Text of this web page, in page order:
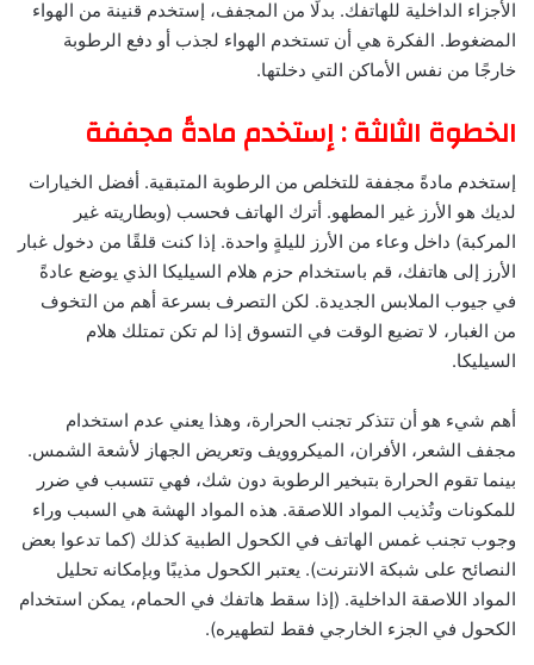
الأجزاء الداخلية للهاتفك. بدلًا من المجفف، إستخدم قنينة من الهواء
المضغوط. الفكرة هي أن تستخدم الهواء لجذب أو دفع الرطوبة
خارجًا من نفس الأماكن التي دخلتها.
الخطوة الثالثة : إستخدم مادةً مجففة
إستخدم مادةً مجففة للتخلص من الرطوبة المتبقية. أفضل الخيارات
لديك هو الأرز غير المطهو. أترك الهاتف فحسب (وبطاريته غير
المركبة) داخل وعاء من الأرز لليلةٍ واحدة. إذا كنت قلقًا من دخول غبار
الأرز إلى هاتفك، قم باستخدام حزم هلام السيليكا الذي يوضع عادةً
في جيوب الملابس الجديدة. لكن التصرف بسرعة أهم من التخوف
من الغبار، لا تضيع الوقت في التسوق إذا لم تكن تمتلك هلام
السيليكا.
أهم شيء هو أن تتذكر تجنب الحرارة، وهذا يعني عدم استخدام
مجفف الشعر، الأفران، الميكروويف وتعريض الجهاز لأشعة الشمس.
بينما تقوم الحرارة بتبخير الرطوبة دون شك، فهي تتسبب في ضرر
للمكونات وتُذيب المواد اللاصقة. هذه المواد الهشة هي السبب وراء
وجوب تجنب غمس الهاتف في الكحول الطبية كذلك (كما تدعوا بعض
النصائح على شبكة الانترنت). يعتبر الكحول مذيبًا وبإمكانه تحليل
المواد اللاصقة الداخلية. (إذا سقط هاتفك في الحمام، يمكن استخدام
الكحول في الجزء الخارجي فقط لتطهيره).